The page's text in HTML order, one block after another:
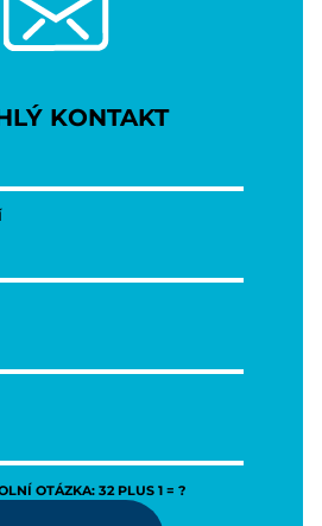
KONTAKT
OTÁZKA: 32 PLUS 1 = ?